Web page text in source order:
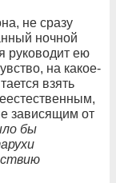
не сразу
ночной
руководит ею
на какое-
взять
зависящим от
бы